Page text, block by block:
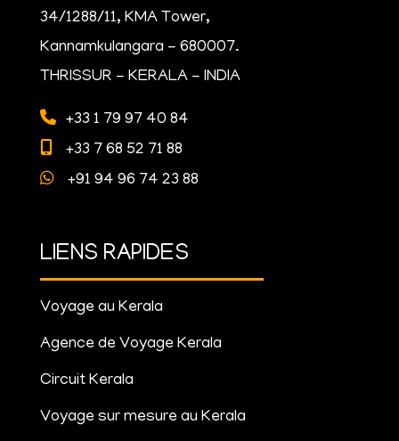
34/1288/11, KMA Tower,
Kannamkulangara - 680007.
THRISSUR - KERALA - INDIA
+33 1 79 97 40 84
+33 7 68 52 71 88
+91 94 96 74 23 88
LIENS RAPIDES
Voyage au Kerala
Agence de Voyage Kerala
Circuit Kerala
Voyage sur mesure au Kerala